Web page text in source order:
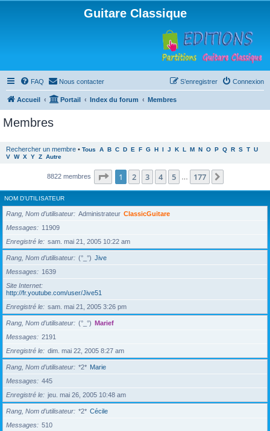
Guitare Classique
FAQ Nous contacter Connexion
S’enregistrer
Accueil Portail Index du forum Membres
Membres
Rechercher un membre • Tous A B C D E F G H I J K L M N O P Q R S T U
V W X Y Z Autre
8822 membres Page 1sur177
1 2 3 4 5 177
NOM D’UTILISATEUR
Rang, Nom d’utilisateur Administrateur ClassicGuitare
Messages
11909
Enregistré le
sam. mai 21, 2005 10:22 am
Rang, Nom d’utilisateur (°_°) Jive
Messages
1639
Site Internet
http://fr.youtube.com/user/Jive51
Enregistré le
sam. mai 21, 2005 3:26 pm
Rang, Nom d’utilisateur (°_°) Marief
Messages
2191
Enregistré le
dim. mai 22, 2005 8:27 am
Rang, Nom d’utilisateur *2* Marie
Messages
445
Enregistré le
jeu. mai 26, 2005 10:48 am
Rang, Nom d’utilisateur *2* Cécile
Messages
510